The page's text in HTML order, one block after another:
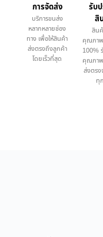
การจัดส่ง
บริการขนส่ง
หลากหลายช่อง
ทาง เพื่อให้สินค้า
ส่งตรงถึงลูกค้า
โดยเร็วที่สุด
รับ
สิ
สิน
คุณภา
100%
คุณภา
ส่งตร
ทุ